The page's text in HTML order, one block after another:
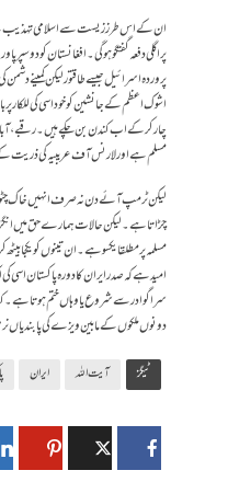
ان کے اس طرز زیست سے اسلامی تہذیب
پر اگلی دفعہ گفتگو ہوگی۔ افغانستان کو دو
پروردہ اسرائیل جیسے طاقتور لیکن کمینے
اشوک اعظم کے جانشین کو خود اسی کی للکار
چار کر کے اب کندن بن چکے ہیں۔ رقبے،
مسلم ہے اور لارنس آف عریبیہ کی ذریت
لیکن ٹرمپ آئے دن نہ صرف انہیں خاک
چڑاتا ہے۔ لیکن حالات ہمارے حق میں
مسلمہ پر مطلقا یکسو ہے۔ ان تینوں کو
امید ہے کہ صدر ایران کا دورہ پاکستان
سرا گوادر سے شروع یا وہاں ختم ہوتا ہے۔
دونوں ملکوں کے مابین ویزے کی پابندیاں
ٹیگز آیت اللہ ایران